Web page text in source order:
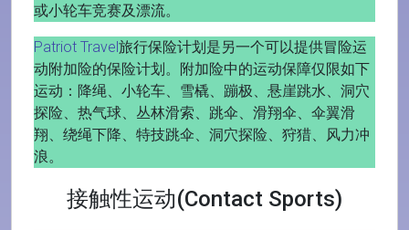
或小轮车竞赛及漂流。
Patriot Travel旅行保险计划是另一个可以提供冒险运
动附加险的保险计划。附加险中的运动保障仅限如下
运动：降绳、小轮车、雪橇、蹦极、悬崖跳水、洞穴
探险、热气球、丛林滑索、跳伞、滑翔伞、伞翼滑
翔、绕绳下降、特技跳伞、洞穴探险、狩猎、风力冲
浪。
接触性运动(Contact Sports)